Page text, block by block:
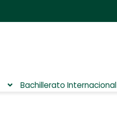
Bachillerato Internacional